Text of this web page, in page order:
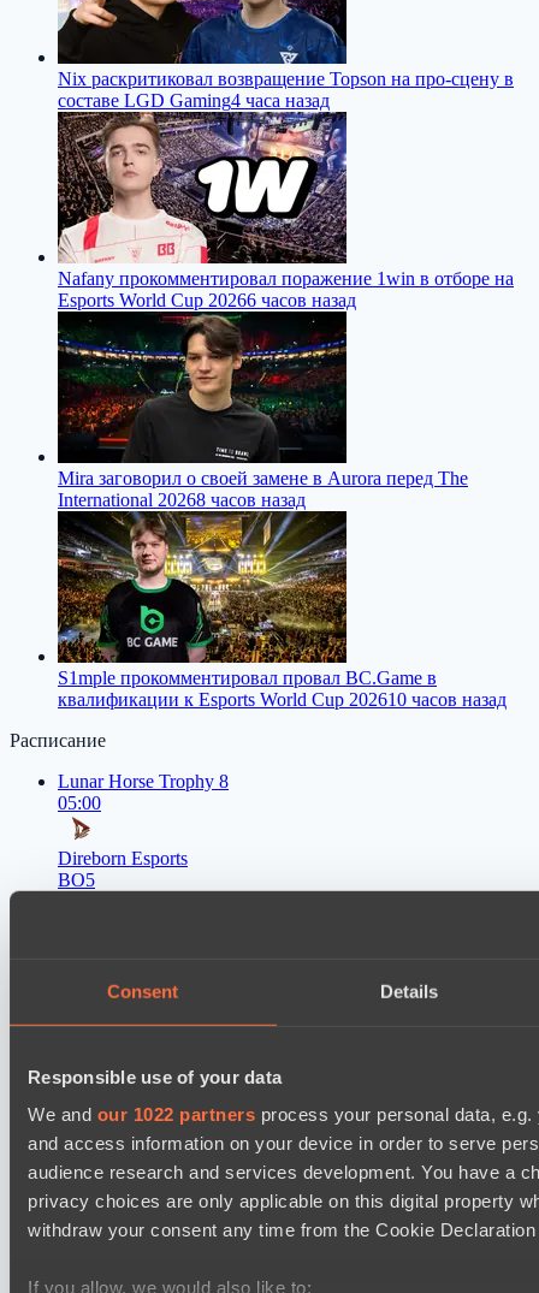
Consent Details
Responsible use of your data
We and our 1022 partners process your personal data,
and access information on your device in order to serve
audience research and services development. You have a
privacy choices are only applicable on this digital property
withdraw your consent any time from the Cookie
If you allow, we would also like to:
Nix раскритиковал возвращение Topson на про-сцену в
составе LGD Gaming4 часа назад
Nafany прокомментировал поражение 1win в отборе на
Esports World Cup 20266 часов назад
Mira заговорил о своей замене в Aurora перед The
International 20268 часов назад
S1mple прокомментировал провал BC.Game в
квалификации к Esports World Cup 202610 часов назад
Расписание
Lunar Horse Trophy 8
05:00
Direborn Esports
BO5
LGD Gaming
The International 2026: Group Stage
02:00
Iron Wing
BO3
Nigma Galaxy